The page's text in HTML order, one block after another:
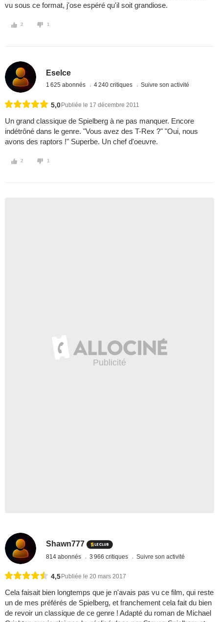
vu sous ce format, j'ose espéré qu'il soit grandiose.
2 1
Eselce
1 625 abonnés 4 240 critiques Suivre son activité
5,0 Publiée le 17 décembre 2011
Un grand classique de Spielberg à ne pas manquer. Encore
indétrôné dans le genre. "Vous avez des T-Rex ?" "Oui, nous
avons des raptors !" Superbe. Un chef d'oeuvre.
2 1
Shawn777
814 abonnés 3 966 critiques Suivre son activité
4,5 Publiée le 20 mars 2017
Cela faisait bien longtemps que je n'avais pas vu ce film, qui reste
un de mes préférés de Spielberg, et franchement cela fait du bien
de revoir un classique de ce genre ! Adapté du roman de Michael